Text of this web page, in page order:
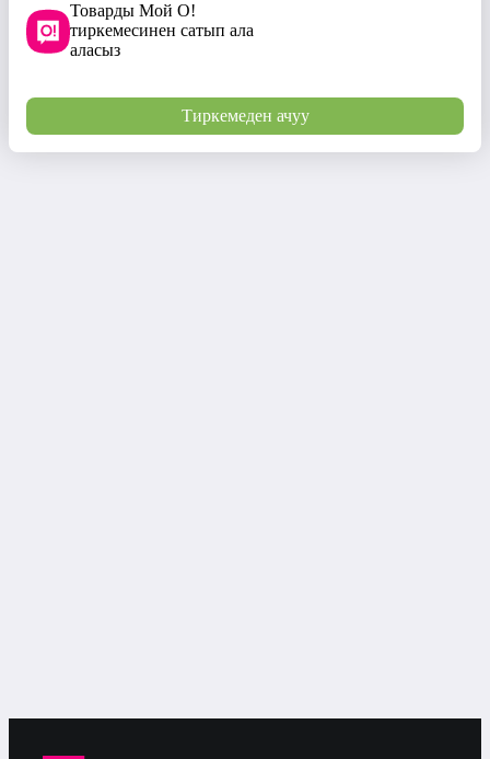
Товарды Мой О!
тиркемесинен сатып ала
аласыз
Тиркемеден ачуу